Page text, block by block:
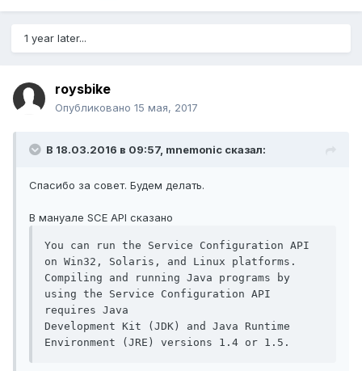
1 year later...
roysbike
Опубликовано 15 мая, 2017
В 18.03.2016 в 09:57, mnemonic сказал:
Спасибо за совет. Будем делать.
В мануале SCE API сказано
You can run the Service Configuration API
on Win32, Solaris, and Linux platforms.
Compiling and running Java programs by
using the Service Configuration API
requires Java
Development Kit (JDK) and Java Runtime
Environment (JRE) versions 1.4 or 1.5.